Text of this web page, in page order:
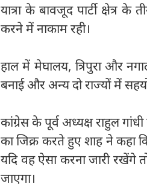
यात्रा के बावजूद पार्टी क्षेत्र के
करने में नाकाम रही।
हाल में मेघालय, त्रिपुरा और
बनाई और अन्य दो राज्यों में
कांग्रेस के पूर्व अध्यक्ष राहुल गांधी
का जिक्र करते हुए शाह ने कहा
यदि वह ऐसा करना जारी रखेंगे
जाएगा।